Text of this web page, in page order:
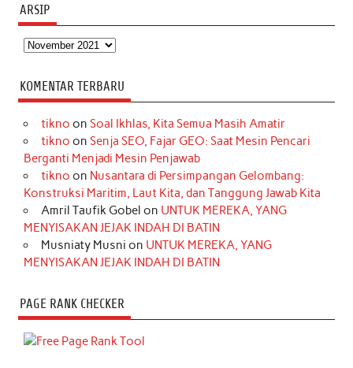
ARSIP
Arsip
KOMENTAR TERBARU
tikno on Soal Ikhlas, Kita Semua Masih Amatir
tikno on Senja SEO, Fajar GEO: Saat Mesin Pencari
Berganti Menjadi Mesin Penjawab
tikno on Nusantara di Persimpangan Gelombang:
Konstruksi Maritim, Laut Kita, dan Tanggung Jawab Kita
Amril Taufik Gobel on UNTUK MEREKA, YANG
MENYISAKAN JEJAK INDAH DI BATIN
Musniaty Musni on UNTUK MEREKA, YANG
MENYISAKAN JEJAK INDAH DI BATIN
PAGE RANK CHECKER